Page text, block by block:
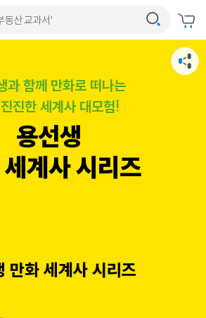
과 함께 만화로 떠나는
진한 세계사 대모험!
용선생
계사 시리즈
만화 세계사 시리즈